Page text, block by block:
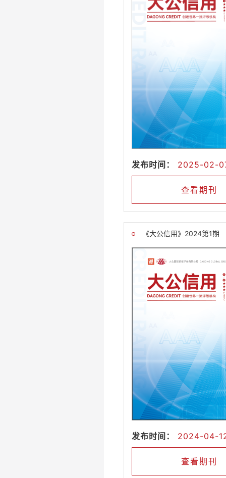
发布时间： 2025-02-
查看期刊
《大公信用》2024第1期
发布时间： 2024-04-
查看期刊